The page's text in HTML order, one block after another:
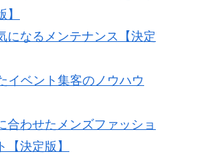
になるメンテナンス【決定
イベント集客のノウハウ
合わせたメンズファッショ
【決定版】